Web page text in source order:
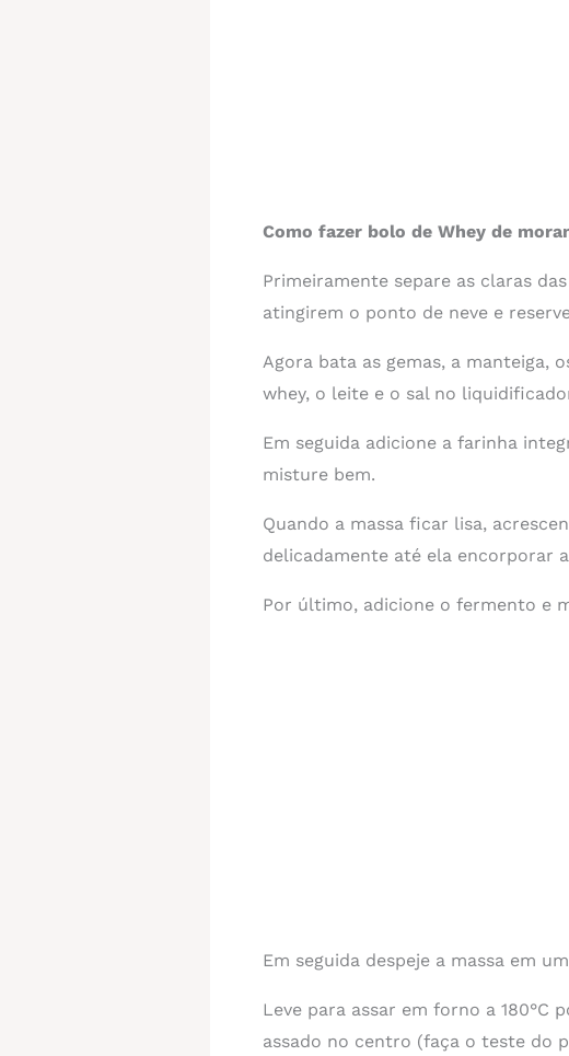
Como fazer bolo de Whey de
Primeiramente separe as claras
atingirem o ponto de neve e
Agora bata as gemas, a manteiga,
whey, o leite e o sal no
Em seguida adicione a farinha
misture bem.
Quando a massa ficar lisa,
delicadamente até ela encorporar
Por último, adicione o fermento e
Em seguida despeje a massa em
Leve para assar em forno a
assado no centro (faça o teste do